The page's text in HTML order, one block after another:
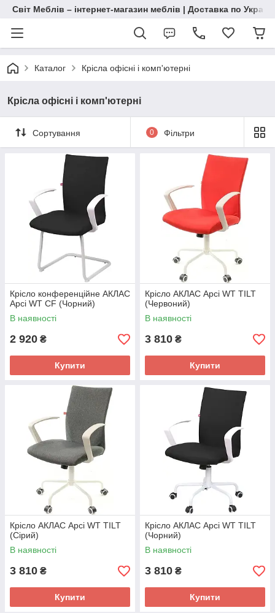
Світ Меблів – інтернет-магазин меблів | Доставка по
Каталог Крісла офісні і комп'ютерні
Крісла офісні і комп'ютерні
Сортування 0 Фільтри
Крісло конференційне АКЛАС
Арсі WT CF (Чорний)
В наявності
2 920 ₴
Купити
Крісло АКЛАС Арсі WT TILT
(Червоний)
В наявності
3 810 ₴
Купити
Крісло АКЛАС Арсі WT TILT
(Сірий)
В наявності
3 810 ₴
Купити
Крісло АКЛАС Арсі WT TILT
(Чорний)
В наявності
3 810 ₴
Купити